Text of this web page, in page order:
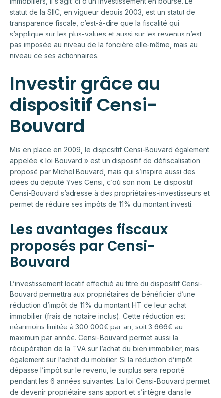
statut de la SIIC, en vigueur depuis 2003, est un statut de
transparence fiscale, c’est-à-dire que la fiscalité qui
s’applique sur les plus-values et aussi sur les revenus n’est
pas imposée au niveau de la foncière elle-même, mais au
niveau de ses actionnaires.
Investir grâce au
dispositif Censi-
Bouvard
Mis en place en 2009, le dispositif Censi-Bouvard également
appelée « loi Bouvard » est un dispositif de défiscalisation
proposé par Michel Bouvard, mais qui s’inspire aussi des
idées du député Yves Censi, d’où son nom. Le dispositif
Censi-Bouvard s’adresse à des propriétaires-investisseurs et
permet de réduire ses impôts de 11% du montant investi.
Les avantages fiscaux
proposés par Censi-
Bouvard
L’investissement locatif effectué au titre du dispositif Censi-
Bouvard permettra aux propriétaires de bénéficier d’une
réduction d’impôt de 11% du montant HT de leur achat
immobilier (frais de notaire inclus). Cette réduction est
néanmoins limitée à 300 000€ par an, soit 3 666€ au
maximum par année. Censi-Bouvard permet aussi la
récupération de la TVA sur l’achat du bien immobilier, mais
également sur l’achat du mobilier. Si la réduction d’impôt
dépasse l’impôt sur le revenu, le surplus sera reporté
pendant les 6 années suivantes. La loi Censi-Bouvard permet
de devenir propriétaire sans apport et s’intègre dans le